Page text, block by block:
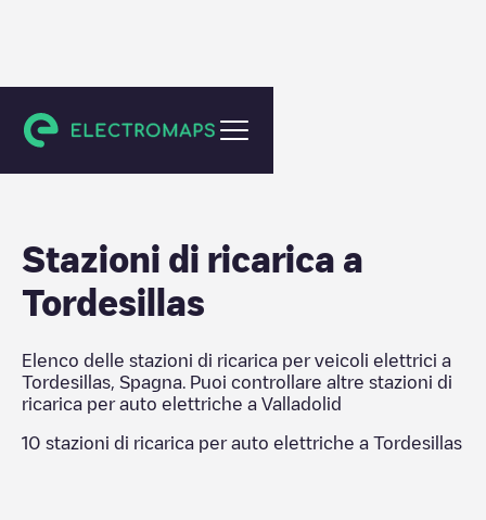
Valladolid
Stazioni di ricarica a
Tordesillas
Elenco delle stazioni di ricarica per veicoli elettrici a
Tordesillas Spagna . Puoi controllare altre stazioni di
ricarica per auto elettriche a Valladolid
10 stazioni di ricarica per auto elettriche a Tordesillas